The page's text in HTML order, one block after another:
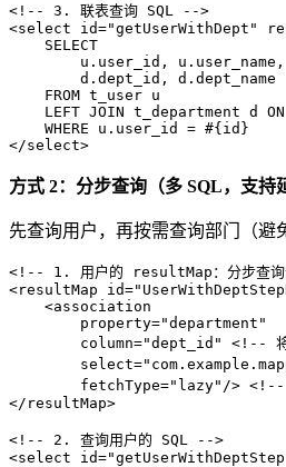
<!-- 3. 联表查询 SQL -->
<select id="getUserWithDept"
    SELECT
        u.user_id, u.user_name,
        d.dept_id, d.dept_name
    FROM t_user u
LEFT JOIN t_department d
</select>
方式 2：分步查询（多 SQL，支持
先查询用户，再按需查询部门（避
<!-- 1. 用户的 resultMap：分步查
<resultMap id=
<association
property="department"
column="dept_id" <! --
        fetchType="lazy"/>
<!--
</ resultMap>
<!-- 2. 查询用户的 SQL -->
<select id=